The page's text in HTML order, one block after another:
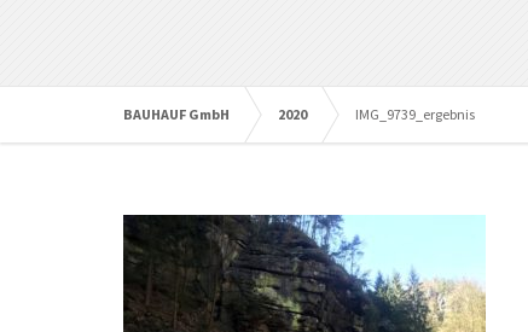
BAUHAUF GmbH 2020 IMG_9739_ergebnis